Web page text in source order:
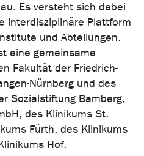
Es versteht sich dabei
interdisziplinäre Plattform
und Abteilungen.
eine gemeinsame
Fakultät der Friedrich-
Nürnberg und des
Sozialstiftung Bamberg,
des Klinikums St.
Fürth, des Klinikums
Hof.